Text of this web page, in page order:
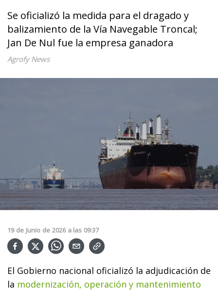
Se oficializó la medida para el dragado y
balizamiento de la Vía Navegable Troncal;
Jan De Nul fue la empresa ganadora
Agrofy News
19 de Junio de 2026 a las 09:37
El Gobierno nacional oficializó la adjudicación de
la modernización, operación y mantenimiento